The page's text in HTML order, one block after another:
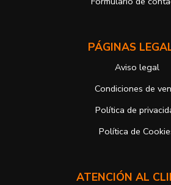
derechos, en este caso, ante la Agencia
electrónico o de correo postal, ambos con
Responsable del tratamiento: Antonio
Dirección postal: Avenida Giorgeta 22,
Si desea ampliar información sobre la
nuestra empresa, puede hacerlo en el
PÁGINAS
Aviso legal
Condiciones de
Política de
Política de
ATENCIÓN AL